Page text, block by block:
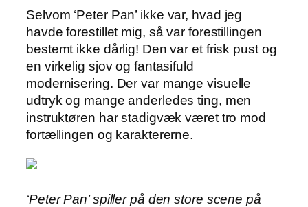
Selvom ‘Peter Pan’ ikke var, hvad jeg
havde forestillet mig, så var forestillingen
bestemt ikke dårlig! Den var et frisk pust og
en virkelig sjov og fantasifuld
modernisering. Der var mange visuelle
udtryk og mange anderledes ting, men
instruktøren har stadigvæk været tro mod
fortællingen og karaktererne.
‘Peter Pan’ spiller på den store scene på